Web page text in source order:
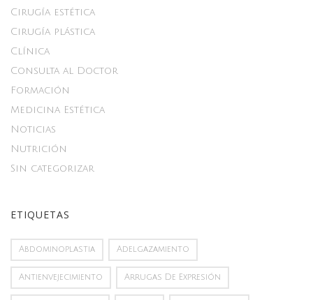
Cirugía estética
Cirugía plástica
Clínica
Consulta al Doctor
Formación
Medicina Estética
Noticias
Nutrición
Sin categorizar
ETIQUETAS
Abdominoplastia Adelgazamiento
Antienvejecimiento Arrugas De Expresión